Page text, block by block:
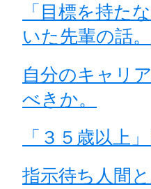
「目標を持た
いた先輩の話。
自分のキャリ
べきか。
「３５歳以上
指示待ち人間